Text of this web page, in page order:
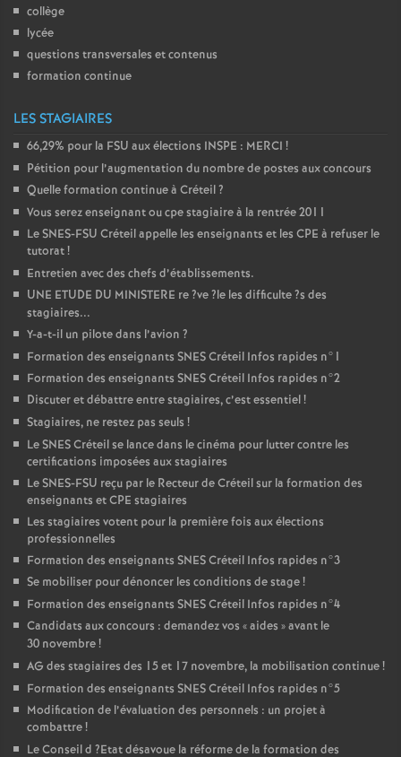
collège
lycée
questions transversales et contenus
formation continue
LES STAGIAIRES
66,29% pour la FSU aux élections INSPE : MERCI !
Pétition pour l’augmentation du nombre de postes aux concours
Quelle formation continue à Créteil?
Vous serez enseignant ou cpe stagiaire à la rentrée 2011
LeSNES-FSU Créteil appelle les enseignants et les CPE à refuser le
tutorat!
Entretien avec des chefs d’établissements.
UNE ETUDE DU MINISTERE re?ve?le les difficulte?s des
stagiaires...
Y-a-t-il un pilote dans l’avion ?
Formation des enseignants SNESCréteil Infos rapides n°1
Formation des enseignants SNESCréteil Infos rapides n°2
Discuter et débattre entre stagiaires, c’est essentiel!
Stagiaires, ne restez pas seuls !
LeSNESCréteil se lance dans le cinéma pour lutter contre les
certifications imposées aux stagiaires
LeSNES-FSU reçu par le Recteur de Créteil sur la formation des
enseignants etCPE stagiaires
Les stagiaires votent pour la première fois aux élections
professionnelles
Formation des enseignants SNESCréteil Infos rapides n°3
Se mobiliser pour dénoncer les conditions de stage!
Formation des enseignants SNESCréteil Infos rapides n°4
Candidats aux concours : demandez vos «aides » avant le
30 novembre!
AG des stagiaires des 15 et 17 novembre, la mobilisation continue!
Formation des enseignants SNESCréteil Infos rapides n°5
Modification de l’évaluation des personnels : un projet à
combattre!
Le Conseil d ?Etat désavoue la réforme de la formation des